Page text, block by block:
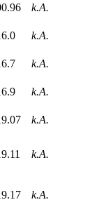
k.A.
k.A.
k.A.
k.A.
k.A.
k.A.
k.A.